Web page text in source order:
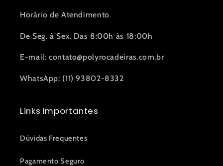
Horário de Atendimento
De Seg. à Sex. Das 8:00h às 18:00h
E-mail: contato@polyrocadeiras.com.br
WhatsApp: (11) 93802-8332
Links Importantes
Dúvidas Frequentes
Pagamento Seguro